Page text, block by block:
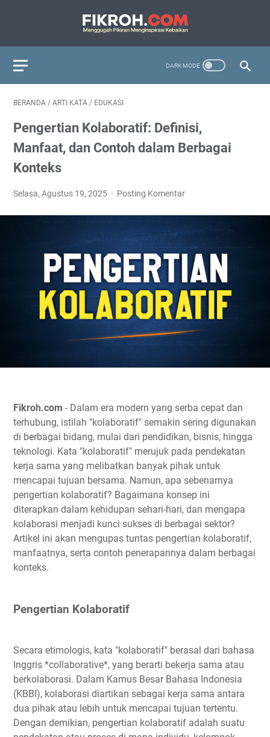
BERANDA / ARTI KATA / EDUKASI
Pengertian Kolaboratif: Definisi,
Manfaat, dan Contoh dalam Berbagai
Konteks
Selasa, Agustus 19, 2025 Posting Komentar
Fikroh.com - Dalam era modern yang serba cepat dan
terhubung, istilah "kolaboratif" semakin sering digunakan
di berbagai bidang, mulai dari pendidikan, bisnis, hingga
teknologi. Kata "kolaboratif" merujuk pada pendekatan
kerja sama yang melibatkan banyak pihak untuk
mencapai tujuan bersama. Namun, apa sebenarnya
pengertian kolaboratif? Bagaimana konsep ini
diterapkan dalam kehidupan sehari-hari, dan mengapa
kolaborasi menjadi kunci sukses di berbagai sektor?
Artikel ini akan mengupas tuntas pengertian kolaboratif,
manfaatnya, serta contoh penerapannya dalam berbagai
konteks.
Pengertian Kolaboratif
Secara etimologis, kata "kolaboratif" berasal dari bahasa
Inggris *collaborative*, yang berarti bekerja sama atau
berkolaborasi. Dalam Kamus Besar Bahasa Indonesia
(KBBI), kolaborasi diartikan sebagai kerja sama antara
dua pihak atau lebih untuk mencapai tujuan tertentu.
Dengan demikian, pengertian kolaboratif adalah suatu